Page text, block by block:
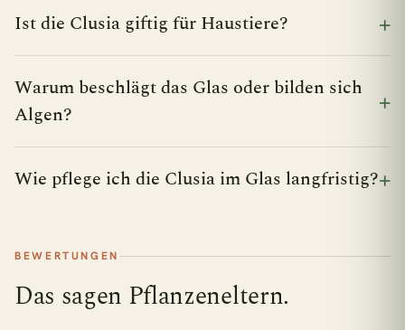
Ist die Clusia giftig für Haustiere?
Warum beschlägt das Glas oder bilden sich
Algen?
Wie pflege ich die Clusia im Glas langfristig?
BEWERTUNGEN
Das sagen Pflanzeneltern.